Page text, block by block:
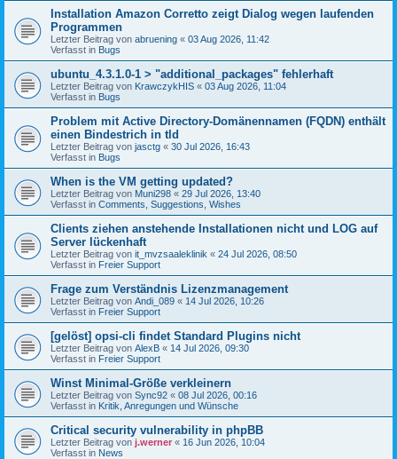
Installation Amazon Corretto zeigt Dialog wegen laufenden
Programmen
Letzter Beitrag von abruening « 03 Aug 2026, 11:42
Verfasst in Bugs
ubuntu_4.3.1.0-1 > "additional_packages" fehlerhaft
Letzter Beitrag von KrawczykHIS « 03 Aug 2026, 11:04
Verfasst in Bugs
Problem mit Active Directory-Domänennamen (FQDN) enthält
einen Bindestrich in tld
Letzter Beitrag von jasctg « 30 Jul 2026, 16:43
Verfasst in Bugs
When is the VM getting updated?
Letzter Beitrag von Muni298 « 29 Jul 2026, 13:40
Verfasst in Comments, Suggestions, Wishes
Clients ziehen anstehende Installationen nicht und LOG auf
Server lückenhaft
Letzter Beitrag von it_mvzsaaleklinik « 24 Jul 2026, 08:50
Verfasst in Freier Support
Frage zum Verständnis Lizenzmanagement
Letzter Beitrag von Andi_089 « 14 Jul 2026, 10:26
Verfasst in Freier Support
[gelöst] opsi-cli findet Standard Plugins nicht
Letzter Beitrag von AlexB « 14 Jul 2026, 09:30
Verfasst in Freier Support
Winst Minimal-Größe verkleinern
Letzter Beitrag von Sync92 « 08 Jul 2026, 00:16
Verfasst in Kritik, Anregungen und Wünsche
Critical security vulnerability in phpBB
Letzter Beitrag von j.werner « 16 Jun 2026, 10:04
Verfasst in News